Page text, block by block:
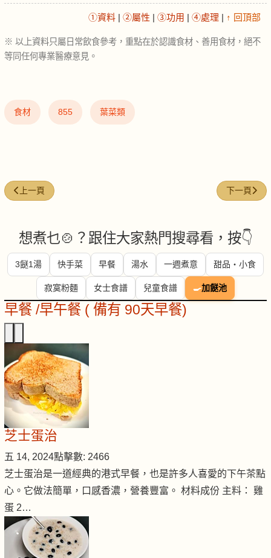
①資料 | ②屬性 | ③功用 | ④處理 | ↑ 回頂部
※ 以上資料只屬日常飲食參考，重點在於認識食材、善用食材，絕不
等同任何專業醫療意見。
食材 855 葉菜類
上一篇文章: 乾蝦米 (dried shrimp)
上一頁 下一篇文
下一頁
想煮乜🍲？跟住大家熱門搜尋看，按👇
3餸1湯 快手菜 早餐 湯水 一週煮意 甜品・小食
寂寞粉麵 女士食譜 兒童食譜 🍳加餸池
早餐 /早午餐 ( 備有 90天早餐)
芝士蛋治
五 14, 2024點擊數: 2466
芝士蛋治是一道經典的港式早餐，也是許多人喜愛的下午茶點
心。它做法簡單，口感香濃，營養豐富。 材料成份 主料： 雞
蛋 2…